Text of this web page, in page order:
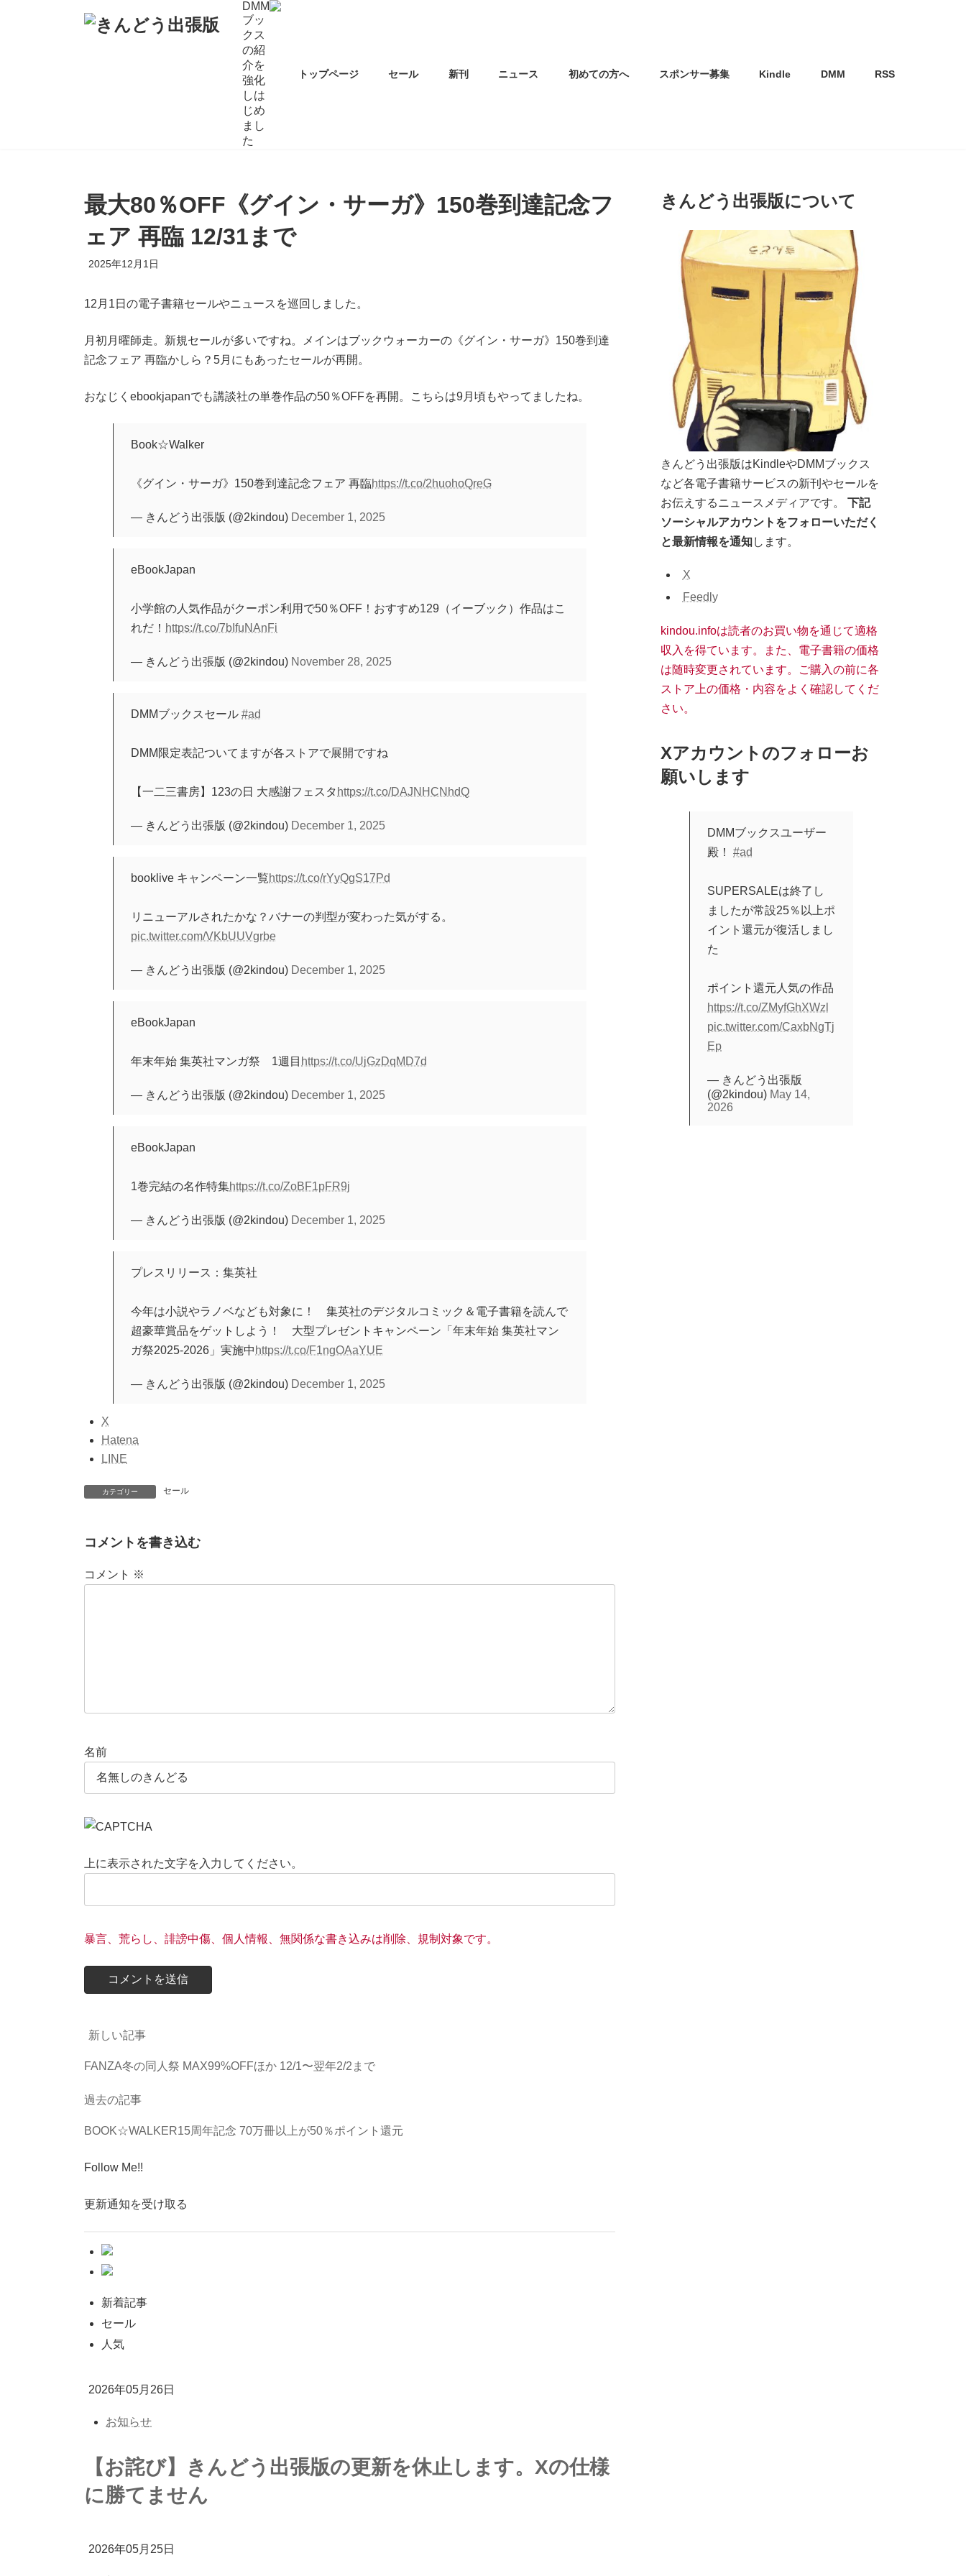
DMM
ブッ
クス
の紹
介を
強化
しは
じめ
まし
た
トップページ セール 新刊 ニュース 初めての方へ スポンサー募集 Kindle DMM RSS
最大80％OFF《グイン・サーガ》150巻到達記念フ
ェア 再臨 12/31まで
2025年12月1日
12月1日の電子書籍セールやニュースを巡回しました。
月初月曜師走。新規セールが多いですね。メインはブックウォーカーの《グイン・サーガ》150巻到達
記念フェア 再臨かしら？5月にもあったセールが再開。
おなじくebookjapanでも講談社の単巻作品の50％OFFを再開。こちらは9月頃もやってましたね。
Book☆Walker
《グイン・サーガ》150巻到達記念フェア 再臨https://t.co/2huohoQreG
— きんどう出張版 (@2kindou) December 1, 2025
eBookJapan
小学館の人気作品がクーポン利用で50％OFF！おすすめ129（イーブック）作品はこ
れだ！ https://t.co/7bIfuNAnFi
— きんどう出張版 (@2kindou) November 28, 2025
DMMブックスセール #ad
DMM限定表記ついてますが各ストアで展開ですね
【一二三書房】123の日 大感謝フェスタ https://t.co/DAJNHCNhdQ
— きんどう出張版 (@2kindou) December 1, 2025
booklive キャンペーン一覧https://t.co/rYyQgS17Pd
リニューアルされたかな？バナーの判型が変わった気がする。
pic.twitter.com/VKbUUVgrbe
— きんどう出張版 (@2kindou) December 1, 2025
eBookJapan
年末年始 集英社マンガ祭 1週目 https://t.co/UjGzDqMD7d
— きんどう出張版 (@2kindou) December 1, 2025
eBookJapan
1巻完結の名作特集https://t.co/ZoBF1pFR9j
— きんどう出張版 (@2kindou) December 1, 2025
プレスリリース：集英社
今年は小説やラノベなども対象に！ 集英社のデジタルコミック＆電子書籍を読んで
超豪華賞品をゲットしよう！ ⼤型プレゼントキャンペーン「年末年始 集英社マン
ガ祭2025-2026」実施中 https://t.co/F1ngOAaYUE
— きんどう出張版 (@2kindou) December 1, 2025
X
Hatena
LINE
カテゴリー セール
コメントを書き込む
コメント ※
名前
上に表示された文字を入力してください。
暴言、荒らし、誹謗中傷、個人情報、無関係な書き込みは削除、規制対象です。
新しい記事
FANZA冬の同人祭 MAX99%OFFほか 12/1〜翌年2/2まで
過去の記事
BOOK☆WALKER15周年記念 70万冊以上が50％ポイント還元
Follow Me!!
更新通知を受け取る
新着記事
セール
人気
2026年05月26日
お知らせ
【お詫び】きんどう出張版の更新を休止します。Xの仕様
に勝てません
2026年05月25日
きんどう出張版について
きんどう出張版はKindleやDMMブックス
など各電子書籍サービスの新刊やセールを
お伝えするニュースメディアです。下記
ソーシャルアカウントをフォローいただく
と最新情報を通知します。
X
Feedly
kindou.infoは読者のお買い物を通じて適格
収入を得ています。また、電子書籍の価格
は随時変更されています。ご購入の前に各
ストア上の価格・内容をよく確認してくだ
さい。
Xアカウントのフォローお
願いします
DMMブックスユーザー
殿！#ad
SUPERSALEは終了し
ましたが常設25％以上ポ
イント還元が復活しまし
た
ポイント還元人気の作品
https://t.co/ZMyfGhXWzl
pic.twitter.com/CaxbNgTj
Ep
— きんどう出張版
(@2kindou) May 14,
2026